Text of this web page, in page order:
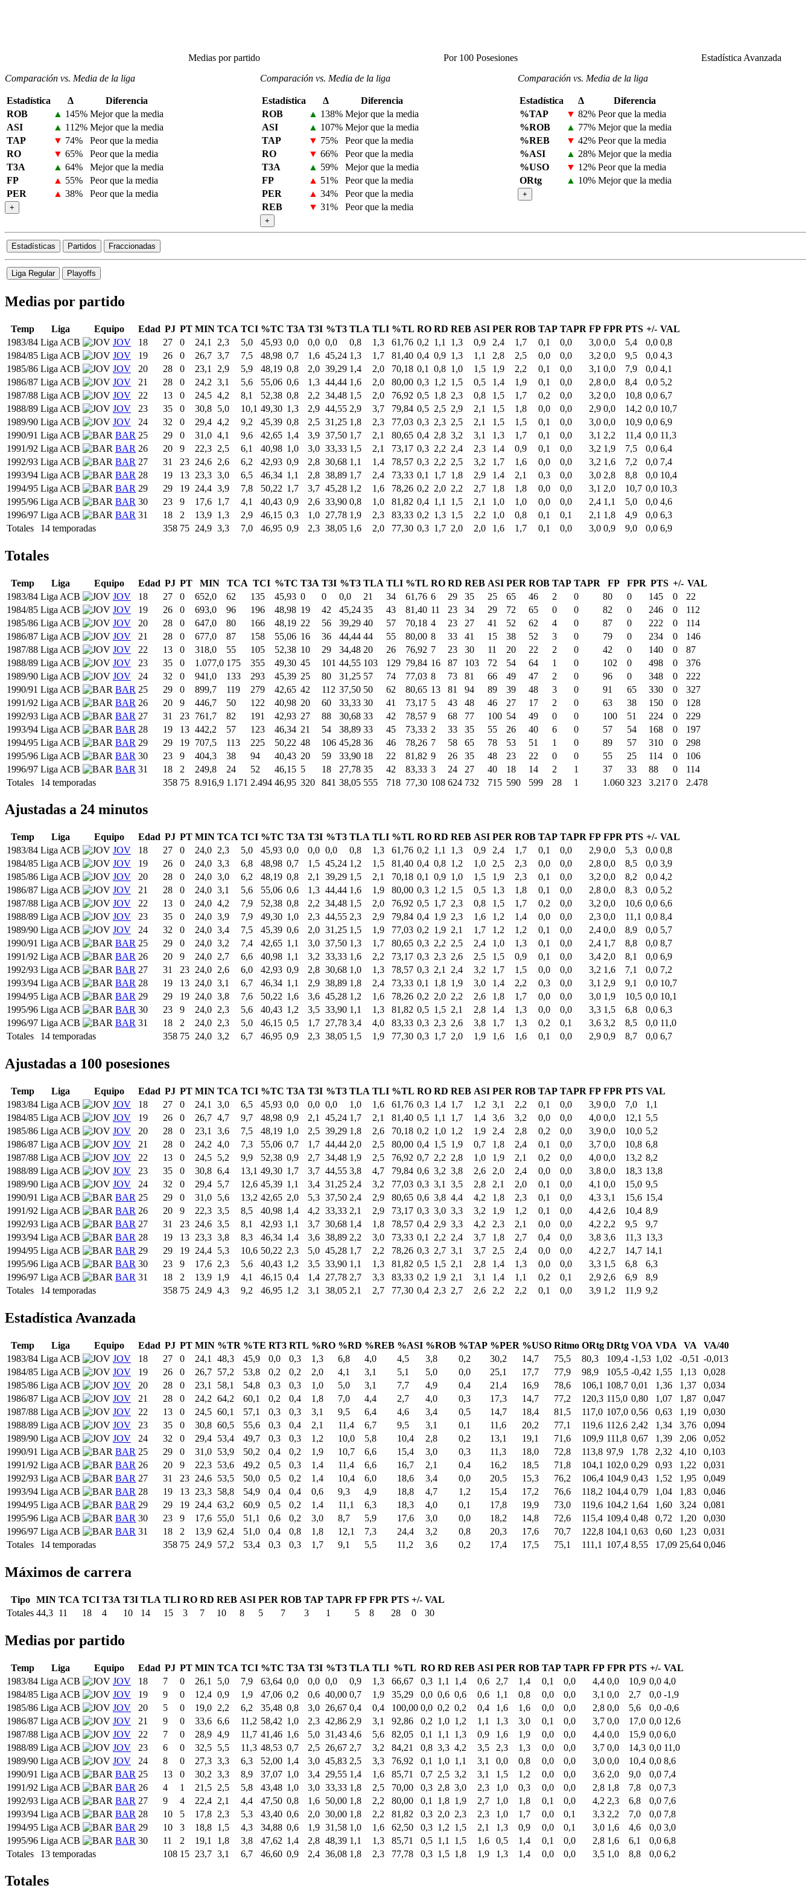
Medias por partido
Comparación vs. Media de la liga
Estadística Δ
Diferencia
ROB
▲ 145% Mejor que la media
ASI
▲ 112% Mejor que la media
TAP
▼ 74%
Peor que la media
RO
▼ 65%
Peor que la media
T3A
▲ 64%
Mejor que la media
FP
▲ 55%
Peor que la media
PER
▲ 38% Peor que la media
+
Por 100 Posesiones
Comparación vs. Media de la liga
Estadística Δ
Diferencia
ROB
▲ 138% Mejor que la media
ASI
▲ 107% Mejor que la media
TAP
▼ 75%
Peor que la media
RO
▼ 66%
Peor que la media
T3A
▲ 59%
Mejor que la media
FP
▲ 51%
Peor que la media
PER
▲ 34%
Peor que la media
REB
▼ 31% Peor que la media
+
Estadística Avanzada
Comparación vs. Media de la liga
Estadística Δ
Diferencia
%TAP
▼ 82% Peor que la media
%ROB
▲ 77% Mejor que la media
%REB
▼ 42% Peor que la media
%ASI
▲ 28% Mejor que la media
%USO
▼ 12% Peor que la media
ORtg
▲ 10% Mejor que la media
+
Estadísticas Partidos Fraccionadas
Liga Regular Playoffs
Medias por partido
Temp Liga Equipo Edad PJ PT MIN TCA TCI %TC T3A T3I %T3 TLA TLI %TL RO RD REB ASI PER ROB TAP TAPR FP FPR PTS +/- VAL
1983/84 Liga ACB JOV 18 27 0 24,1 2,3 5,0 45,93 0,0 0,0 0,0 0,8 1,3 61,76 0,2 1,1 1,3 0,9 2,4 1,7 0,1 0,0 3,0 0,0 5,4 0,0 0,8
1984/85 Liga ACB JOV 19 26 0 26,7 3,7 7,5 48,98 0,7 1,6 45,24 1,3 1,7 81,40 0,4 0,9 1,3 1,1 2,8 2,5 0,0 0,0 3,2 0,0 9,5 0,0 4,3
1985/86 Liga ACB JOV 20 28 0 23,1 2,9 5,9 48,19 0,8 2,0 39,29 1,4 2,0 70,18 0,1 0,8 1,0 1,5 1,9 2,2 0,1 0,0 3,1 0,0 7,9 0,0 4,1
1986/87 Liga ACB JOV 21 28 0 24,2 3,1 5,6 55,06 0,6 1,3 44,44 1,6 2,0 80,00 0,3 1,2 1,5 0,5 1,4 1,9 0,1 0,0 2,8 0,0 8,4 0,0 5,2
1987/88 Liga ACB JOV 22 13 0 24,5 4,2 8,1 52,38 0,8 2,2 34,48 1,5 2,0 76,92 0,5 1,8 2,3 0,8 1,5 1,7 0,2 0,0 3,2 0,0 10,8 0,0 6,7
1988/89 Liga ACB JOV 23 35 0 30,8 5,0 10,1 49,30 1,3 2,9 44,55 2,9 3,7 79,84 0,5 2,5 2,9 2,1 1,5 1,8 0,0 0,0 2,9 0,0 14,2 0,0 10,7
1989/90 Liga ACB JOV 24 32 0 29,4 4,2 9,2 45,39 0,8 2,5 31,25 1,8 2,3 77,03 0,3 2,3 2,5 2,1 1,5 1,5 0,1 0,0 3,0 0,0 10,9 0,0 6,9
1990/91 Liga ACB BAR 25 29 0 31,0 4,1 9,6 42,65 1,4 3,9 37,50 1,7 2,1 80,65 0,4 2,8 3,2 3,1 1,3 1,7 0,1 0,0 3,1 2,2 11,4 0,0 11,3
1991/92 Liga ACB BAR 26 20 9 22,3 2,5 6,1 40,98 1,0 3,0 33,33 1,5 2,1 73,17 0,3 2,2 2,4 2,3 1,4 0,9 0,1 0,0 3,2 1,9 7,5 0,0 6,4
1992/93 Liga ACB BAR 27 31 23 24,6 2,6 6,2 42,93 0,9 2,8 30,68 1,1 1,4 78,57 0,3 2,2 2,5 3,2 1,7 1,6 0,0 0,0 3,2 1,6 7,2 0,0 7,4
1993/94 Liga ACB BAR 28 19 13 23,3 3,0 6,5 46,34 1,1 2,8 38,89 1,7 2,4 73,33 0,1 1,7 1,8 2,9 1,4 2,1 0,3 0,0 3,0 2,8 8,8 0,0 10,4
1994/95 Liga ACB BAR 29 29 19 24,4 3,9 7,8 50,22 1,7 3,7 45,28 1,2 1,6 78,26 0,2 2,0 2,2 2,7 1,8 1,8 0,0 0,0 3,1 2,0 10,7 0,0 10,3
1995/96 Liga ACB BAR 30 23 9 17,6 1,7 4,1 40,43 0,9 2,6 33,90 0,8 1,0 81,82 0,4 1,1 1,5 2,1 1,0 1,0 0,0 0,0 2,4 1,1 5,0 0,0 4,6
1996/97 Liga ACB BAR 31 18 2 13,9 1,3 2,9 46,15 0,3 1,0 27,78 1,9 2,3 83,33 0,2 1,3 1,5 2,2 1,0 0,8 0,1 0,1 2,1 1,8 4,9 0,0 6,3
Totales
14 temporadas 358 75 24,9 3,3 7,0 46,95 0,9 2,3 38,05 1,6 2,0 77,30 0,3 1,7 2,0 2,0 1,6 1,7 0,1 0,0 3,0 0,9 9,0 0,0 6,9
Totales
Temp Liga Equipo Edad PJ PT MIN TCA TCI %TC T3A T3I %T3 TLA TLI %TL RO RD REB ASI PER ROB TAP TAPR FP FPR PTS +/- VAL
1983/84 Liga ACB JOV 18 27 0 652,0 62 135 45,93 0 0 0,0 21 34 61,76 6 29 35 25 65 46 2 0 80 0 145 0
22
1984/85 Liga ACB JOV 19 26 0 693,0 96 196 48,98 19 42 45,24 35 43 81,40 11 23 34 29 72 65 0 0 82 0 246 0
112
1985/86 Liga ACB JOV 20 28 0 647,0 80 166 48,19 22 56 39,29 40 57 70,18 4 23 27 41 52 62 4 0 87 0 222 0
114
1986/87 Liga ACB JOV 21 28 0 677,0 87 158 55,06 16 36 44,44 44 55 80,00 8 33 41 15 38 52 3 0 79 0 234 0
146
1987/88 Liga ACB JOV 22 13 0 318,0 55 105 52,38 10 29 34,48 20 26 76,92 7 23 30 11 20 22 2 0 42 0 140 0
87
1988/89 Liga ACB JOV 23 35 0 1.077,0 175 355 49,30 45 101 44,55 103 129 79,84 16 87 103 72 54 64 1 0 102 0 498 0
376
1989/90 Liga ACB JOV 24 32 0 941,0 133 293 45,39 25 80 31,25 57 74 77,03 8 73 81 66 49 47 2 0 96 0 348 0
222
1990/91 Liga ACB BAR 25 29 0 899,7 119 279 42,65 42 112 37,50 50 62 80,65 13 81 94 89 39 48 3 0 91 65 330 0
327
1991/92 Liga ACB BAR 26 20 9 446,7 50 122 40,98 20 60 33,33 30 41 73,17 5 43 48 46 27 17 2 0 63 38 150 0
128
1992/93 Liga ACB BAR 27 31 23 761,7 82 191 42,93 27 88 30,68 33 42 78,57 9 68 77 100 54 49 0 0 100 51 224 0
229
1993/94 Liga ACB BAR 28 19 13 442,2 57 123 46,34 21 54 38,89 33 45 73,33 2 33 35 55 26 40 6 0 57 54 168 0
197
1994/95 Liga ACB BAR 29 29 19 707,5 113 225 50,22 48 106 45,28 36 46 78,26 7 58 65 78 53 51 1 0 89 57 310 0
298
1995/96 Liga ACB BAR 30 23 9 404,3 38 94 40,43 20 59 33,90 18 22 81,82 9 26 35 48 23 22 0 0 55 25 114 0
106
1996/97 Liga ACB BAR 31 18 2 249,8 24 52 46,15 5 18 27,78 35 42 83,33 3 24 27 40 18 14 2 1 37 33 88 0
114
Totales
14 temporadas 358 75 8.916,9 1.171 2.494 46,95 320 841 38,05 555 718 77,30 108 624 732 715 590 599 28 1 1.060 323 3.217 0 2.478
Ajustadas a 24 minutos
Temp Liga Equipo Edad PJ PT MIN TCA TCI %TC T3A T3I %T3 TLA TLI %TL RO RD REB ASI PER ROB TAP TAPR FP FPR PTS +/- VAL
1983/84 Liga ACB JOV 18 27 0 24,0 2,3 5,0 45,93 0,0 0,0 0,0 0,8 1,3 61,76 0,2 1,1 1,3 0,9 2,4 1,7 0,1 0,0 2,9 0,0 5,3 0,0 0,8
1984/85 Liga ACB JOV 19 26 0 24,0 3,3 6,8 48,98 0,7 1,5 45,24 1,2 1,5 81,40 0,4 0,8 1,2 1,0 2,5 2,3 0,0 0,0 2,8 0,0 8,5 0,0 3,9
1985/86 Liga ACB JOV 20 28 0 24,0 3,0 6,2 48,19 0,8 2,1 39,29 1,5 2,1 70,18 0,1 0,9 1,0 1,5 1,9 2,3 0,1 0,0 3,2 0,0 8,2 0,0 4,2
1986/87 Liga ACB JOV 21 28 0 24,0 3,1 5,6 55,06 0,6 1,3 44,44 1,6 1,9 80,00 0,3 1,2 1,5 0,5 1,3 1,8 0,1 0,0 2,8 0,0 8,3 0,0 5,2
1987/88 Liga ACB JOV 22 13 0 24,0 4,2 7,9 52,38 0,8 2,2 34,48 1,5 2,0 76,92 0,5 1,7 2,3 0,8 1,5 1,7 0,2 0,0 3,2 0,0 10,6 0,0 6,6
1988/89 Liga ACB JOV 23 35 0 24,0 3,9 7,9 49,30 1,0 2,3 44,55 2,3 2,9 79,84 0,4 1,9 2,3 1,6 1,2 1,4 0,0 0,0 2,3 0,0 11,1 0,0 8,4
1989/90 Liga ACB JOV 24 32 0 24,0 3,4 7,5 45,39 0,6 2,0 31,25 1,5 1,9 77,03 0,2 1,9 2,1 1,7 1,2 1,2 0,1 0,0 2,4 0,0 8,9 0,0 5,7
1990/91 Liga ACB BAR 25 29 0 24,0 3,2 7,4 42,65 1,1 3,0 37,50 1,3 1,7 80,65 0,3 2,2 2,5 2,4 1,0 1,3 0,1 0,0 2,4 1,7 8,8 0,0 8,7
1991/92 Liga ACB BAR 26 20 9 24,0 2,7 6,6 40,98 1,1 3,2 33,33 1,6 2,2 73,17 0,3 2,3 2,6 2,5 1,5 0,9 0,1 0,0 3,4 2,0 8,1 0,0 6,9
1992/93 Liga ACB BAR 27 31 23 24,0 2,6 6,0 42,93 0,9 2,8 30,68 1,0 1,3 78,57 0,3 2,1 2,4 3,2 1,7 1,5 0,0 0,0 3,2 1,6 7,1 0,0 7,2
1993/94 Liga ACB BAR 28 19 13 24,0 3,1 6,7 46,34 1,1 2,9 38,89 1,8 2,4 73,33 0,1 1,8 1,9 3,0 1,4 2,2 0,3 0,0 3,1 2,9 9,1 0,0 10,7
1994/95 Liga ACB BAR 29 29 19 24,0 3,8 7,6 50,22 1,6 3,6 45,28 1,2 1,6 78,26 0,2 2,0 2,2 2,6 1,8 1,7 0,0 0,0 3,0 1,9 10,5 0,0 10,1
1995/96 Liga ACB BAR 30 23 9 24,0 2,3 5,6 40,43 1,2 3,5 33,90 1,1 1,3 81,82 0,5 1,5 2,1 2,8 1,4 1,3 0,0 0,0 3,3 1,5 6,8 0,0 6,3
1996/97 Liga ACB BAR 31 18 2 24,0 2,3 5,0 46,15 0,5 1,7 27,78 3,4 4,0 83,33 0,3 2,3 2,6 3,8 1,7 1,3 0,2 0,1 3,6 3,2 8,5 0,0 11,0
Totales
14 temporadas 358 75 24,0 3,2 6,7 46,95 0,9 2,3 38,05 1,5 1,9 77,30 0,3 1,7 2,0 1,9 1,6 1,6 0,1 0,0 2,9 0,9 8,7 0,0 6,7
Ajustadas a 100 posesiones
Temp Liga Equipo Edad PJ PT MIN TCA TCI %TC T3A T3I %T3 TLA TLI %TL RO RD REB ASI PER ROB TAP TAPR FP FPR PTS VAL
1983/84 Liga ACB JOV 18 27 0 24,1 3,0 6,5 45,93 0,0 0,0 0,0 1,0 1,6 61,76 0,3 1,4 1,7 1,2 3,1 2,2 0,1 0,0 3,9 0,0 7,0
1,1
1984/85 Liga ACB JOV 19 26 0 26,7 4,7 9,7 48,98 0,9 2,1 45,24 1,7 2,1 81,40 0,5 1,1 1,7 1,4 3,6 3,2 0,0 0,0 4,0 0,0 12,1 5,5
1985/86 Liga ACB JOV 20 28 0 23,1 3,6 7,5 48,19 1,0 2,5 39,29 1,8 2,6 70,18 0,2 1,0 1,2 1,9 2,4 2,8 0,2 0,0 3,9 0,0 10,0 5,2
1986/87 Liga ACB JOV 21 28 0 24,2 4,0 7,3 55,06 0,7 1,7 44,44 2,0 2,5 80,00 0,4 1,5 1,9 0,7 1,8 2,4 0,1 0,0 3,7 0,0 10,8 6,8
1987/88 Liga ACB JOV 22 13 0 24,5 5,2 9,9 52,38 0,9 2,7 34,48 1,9 2,5 76,92 0,7 2,2 2,8 1,0 1,9 2,1 0,2 0,0 4,0 0,0 13,2 8,2
1988/89 Liga ACB JOV 23 35 0 30,8 6,4 13,1 49,30 1,7 3,7 44,55 3,8 4,7 79,84 0,6 3,2 3,8 2,6 2,0 2,4 0,0 0,0 3,8 0,0 18,3 13,8
1989/90 Liga ACB JOV 24 32 0 29,4 5,7 12,6 45,39 1,1 3,4 31,25 2,4 3,2 77,03 0,3 3,1 3,5 2,8 2,1 2,0 0,1 0,0 4,1 0,0 15,0 9,5
1990/91 Liga ACB BAR 25 29 0 31,0 5,6 13,2 42,65 2,0 5,3 37,50 2,4 2,9 80,65 0,6 3,8 4,4 4,2 1,8 2,3 0,1 0,0 4,3 3,1 15,6 15,4
1991/92 Liga ACB BAR 26 20 9 22,3 3,5 8,5 40,98 1,4 4,2 33,33 2,1 2,9 73,17 0,3 3,0 3,3 3,2 1,9 1,2 0,1 0,0 4,4 2,6 10,4 8,9
1992/93 Liga ACB BAR 27 31 23 24,6 3,5 8,1 42,93 1,1 3,7 30,68 1,4 1,8 78,57 0,4 2,9 3,3 4,2 2,3 2,1 0,0 0,0 4,2 2,2 9,5
9,7
1993/94 Liga ACB BAR 28 19 13 23,3 3,8 8,3 46,34 1,4 3,6 38,89 2,2 3,0 73,33 0,1 2,2 2,4 3,7 1,8 2,7 0,4 0,0 3,8 3,6 11,3 13,3
1994/95 Liga ACB BAR 29 29 19 24,4 5,3 10,6 50,22 2,3 5,0 45,28 1,7 2,2 78,26 0,3 2,7 3,1 3,7 2,5 2,4 0,0 0,0 4,2 2,7 14,7 14,1
1995/96 Liga ACB BAR 30 23 9 17,6 2,3 5,6 40,43 1,2 3,5 33,90 1,1 1,3 81,82 0,5 1,5 2,1 2,8 1,4 1,3 0,0 0,0 3,3 1,5 6,8
6,3
1996/97 Liga ACB BAR 31 18 2 13,9 1,9 4,1 46,15 0,4 1,4 27,78 2,7 3,3 83,33 0,2 1,9 2,1 3,1 1,4 1,1 0,2 0,1 2,9 2,6 6,9
8,9
Totales
14 temporadas 358 75 24,9 4,3 9,2 46,95 1,2 3,1 38,05 2,1 2,7 77,30 0,4 2,3 2,7 2,6 2,2 2,2 0,1 0,0 3,9 1,2 11,9 9,2
Estadística Avanzada
Temp Liga Equipo Edad PJ PT MIN %TR %TE RT3 RTL %RO %RD %REB %ASI %ROB %TAP %PER %USO Ritmo ORtg DRtg VOA VDA VA
VA/40
1983/84 Liga ACB JOV 18 27 0 24,1 48,3 45,9 0,0 0,3 1,3 6,8 4,0 4,5 3,8 0,2 30,2 14,7 75,5 80,3 109,4 -1,53 1,02 -0,51 -0,013
1984/85 Liga ACB JOV 19 26 0 26,7 57,2 53,8 0,2 0,2 2,0 4,1 3,1 5,1 5,0 0,0 25,1 17,7 77,9 98,9 105,5 -0,42 1,55 1,13
0,028
1985/86 Liga ACB JOV 20 28 0 23,1 58,1 54,8 0,3 0,3 1,0 5,0 3,1 7,7 4,9 0,4 21,4 16,9 78,6 106,1 108,7 0,01 1,36 1,37
0,034
1986/87 Liga ACB JOV 21 28 0 24,2 64,2 60,1 0,2 0,4 1,8 7,0 4,4 2,7 4,0 0,3 17,3 14,7 77,2 120,3 115,0 0,80 1,07 1,87
0,047
1987/88 Liga ACB JOV 22 13 0 24,5 60,1 57,1 0,3 0,3 3,1 9,5 6,4 4,6 3,4 0,5 14,7 18,4 81,5 117,0 107,0 0,56 0,63 1,19
0,030
1988/89 Liga ACB JOV 23 35 0 30,8 60,5 55,6 0,3 0,4 2,1 11,4 6,7 9,5 3,1 0,1 11,6 20,2 77,1 119,6 112,6 2,42 1,34 3,76
0,094
1989/90 Liga ACB JOV 24 32 0 29,4 53,4 49,7 0,3 0,3 1,2 10,0 5,8 10,4 2,8 0,2 13,1 19,1 71,6 109,9 111,8 0,67 1,39 2,06
0,052
1990/91 Liga ACB BAR 25 29 0 31,0 53,9 50,2 0,4 0,2 1,9 10,7 6,6 15,4 3,0 0,3 11,3 18,0 72,8 113,8 97,9 1,78 2,32 4,10
0,103
1991/92 Liga ACB BAR 26 20 9 22,3 53,6 49,2 0,5 0,3 1,4 11,4 6,6 16,7 2,1 0,4 16,2 18,5 71,8 104,1 102,0 0,29 0,93 1,22
0,031
1992/93 Liga ACB BAR 27 31 23 24,6 53,5 50,0 0,5 0,2 1,4 10,4 6,0 18,6 3,4 0,0 20,5 15,3 76,2 106,4 104,9 0,43 1,52 1,95
0,049
1993/94 Liga ACB BAR 28 19 13 23,3 58,8 54,9 0,4 0,4 0,6 9,3 4,9 18,8 4,7 1,2 15,4 17,2 76,6 118,2 104,4 0,79 1,04 1,83
0,046
1994/95 Liga ACB BAR 29 29 19 24,4 63,2 60,9 0,5 0,2 1,4 11,1 6,3 18,3 4,0 0,1 17,8 19,9 73,0 119,6 104,2 1,64 1,60 3,24
0,081
1995/96 Liga ACB BAR 30 23 9 17,6 55,0 51,1 0,6 0,2 3,0 8,7 5,9 17,6 3,0 0,0 18,2 14,8 72,6 115,4 109,4 0,48 0,72 1,20
0,030
1996/97 Liga ACB BAR 31 18 2 13,9 62,4 51,0 0,4 0,8 1,8 12,1 7,3 24,4 3,2 0,8 20,3 17,6 70,7 122,8 104,1 0,63 0,60 1,23
0,031
Totales
14 temporadas 358 75 24,9 57,2 53,4 0,3 0,3 1,7 9,1 5,5 11,2 3,6 0,2 17,4 17,5 75,1 111,1 107,4 8,55 17,09 25,64 0,046
Máximos de carrera
Tipo MIN TCA TCI T3A T3I TLA TLI RO RD REB ASI PER ROB TAP TAPR FP FPR PTS +/- VAL
Totales 44,3 11 18 4 10 14 15 3 7 10 8 5 7 3 1 5 8 28 0 30
Medias por partido
Temp Liga Equipo Edad PJ PT MIN TCA TCI %TC T3A T3I %T3 TLA TLI %TL RO RD REB ASI PER ROB TAP TAPR FP FPR PTS +/- VAL
1983/84 Liga ACB JOV 18 7 0 26,1 5,0 7,9 63,64 0,0 0,0 0,0 0,9 1,3 66,67 0,3 1,1 1,4 0,6 2,7 1,4 0,1 0,0 4,4 0,0 10,9 0,0 4,0
1984/85 Liga ACB JOV 19 9 0 12,4 0,9 1,9 47,06 0,2 0,6 40,00 0,7 1,9 35,29 0,0 0,6 0,6 0,6 1,1 0,8 0,0 0,0 3,1 0,0 2,7 0,0 -1,9
1985/86 Liga ACB JOV 20 5 0 19,0 2,2 6,2 35,48 0,8 3,0 26,67 0,4 0,4 100,00 0,0 0,2 0,2 0,4 1,6 1,6 0,0 0,0 2,8 0,0 5,6 0,0 -0,6
1986/87 Liga ACB JOV 21 9 0 33,6 6,6 11,2 58,42 1,0 2,3 42,86 2,9 3,1 92,86 0,2 1,0 1,2 1,1 1,3 3,0 0,1 0,0 3,7 0,0 17,0 0,0 12,6
1987/88 Liga ACB JOV 22 7 0 28,9 4,9 11,7 41,46 1,6 5,0 31,43 4,6 5,6 82,05 0,1 1,1 1,3 0,9 1,6 1,9 0,0 0,0 4,4 0,0 15,9 0,0 6,0
1988/89 Liga ACB JOV 23 6 0 32,5 5,5 11,3 48,53 0,7 2,5 26,67 2,7 3,2 84,21 0,8 3,3 4,2 3,5 2,3 1,3 0,0 0,0 3,7 0,0 14,3 0,0 11,0
1989/90 Liga ACB JOV 24 8 0 27,3 3,3 6,3 52,00 1,4 3,0 45,83 2,5 3,3 76,92 0,1 1,0 1,1 3,1 0,0 0,8 0,0 0,0 3,0 0,0 10,4 0,0 8,6
1990/91 Liga ACB BAR 25 13 0 30,2 3,3 8,9 37,07 1,0 3,4 29,55 1,4 1,6 85,71 0,7 2,5 3,2 3,1 1,5 1,2 0,0 0,0 3,6 2,0 9,0 0,0 7,4
1991/92 Liga ACB BAR 26 4 1 21,5 2,5 5,8 43,48 1,0 3,0 33,33 1,8 2,5 70,00 0,3 2,8 3,0 2,3 1,0 0,3 0,0 0,0 2,8 1,8 7,8 0,0 7,3
1992/93 Liga ACB BAR 27 9 4 22,4 2,1 4,4 47,50 0,8 1,6 50,00 1,8 2,2 80,00 0,1 1,8 1,9 2,7 1,0 1,8 0,1 0,0 4,2 2,3 6,8 0,0 7,6
1993/94 Liga ACB BAR 28 10 5 17,8 2,3 5,3 43,40 0,6 2,0 30,00 1,8 2,2 81,82 0,3 2,0 2,3 2,3 1,0 1,7 0,0 0,1 3,3 2,2 7,0 0,0 7,8
1994/95 Liga ACB BAR 29 10 3 18,8 1,5 4,3 34,88 0,6 1,9 31,58 1,0 1,6 62,50 0,3 1,2 1,5 2,1 1,3 0,9 0,0 0,1 3,0 1,6 4,6 0,0 3,0
1995/96 Liga ACB BAR 30 11 2 19,1 1,8 3,8 47,62 1,4 2,8 48,39 1,1 1,3 85,71 0,5 1,1 1,5 1,6 0,5 1,4 0,1 0,0 2,8 1,6 6,1 0,0 6,8
Totales
13 temporadas 108 15 23,7 3,1 6,7 46,60 0,9 2,4 36,08 1,8 2,3 77,78 0,3 1,5 1,8 1,9 1,3 1,4 0,0 0,0 3,5 1,0 8,8 0,0 6,2
Totales